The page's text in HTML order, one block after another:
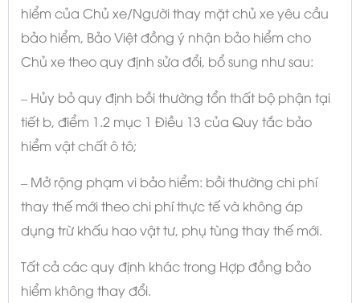
hiểm của Chủ xe/Người thay mặt chủ xe yêu cầu
bảo hiểm, Bảo Việt đồng ý nhận bảo hiểm cho
Chủ xe theo quy định sửa đổi, bổ sung như sau:
– Hủy bỏ quy định bồi thường tổn thất bộ phận tại
tiết b, điểm 1.2 mục 1 Điều 13 của Quy tắc bảo
hiểm vật chất ô tô;
– Mở rộng phạm vi bảo hiểm: bồi thường chi phí
thay thế mới theo chi phí thực tế và không áp
dụng trừ khấu hao vật tư, phụ tùng thay thế mới.
Tất cả các quy định khác trong Hợp đồng bảo
hiểm không thay đổi.